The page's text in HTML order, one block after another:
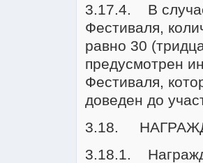
3.17.4. В
Фестиваля,
равно 30
предусмотрен
Фестиваля,
доведен до
3.18.
3.18.1.